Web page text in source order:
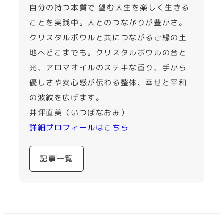
自分の持つ本質で 望む人生を楽しく生きる
ことを実践中。人とのつながりが豊かさ。
クリスタルボウルと共につながるご縁の土
地へどこまでも。クリスタルボウルの音と
光、アロマオイルのステキな香り、手から
優しさや安心感が伝わる整体、幸せと平和
の波紋を広げます。
井坪直美（いつぼなおみ）
詳細プロフィールはこちら
記事一覧